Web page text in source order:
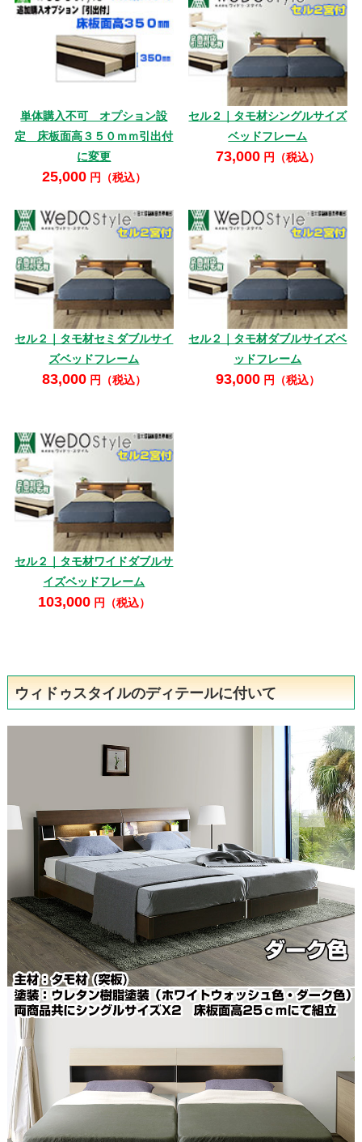
単体購入不可 オプション設
定 床板面高３５０ｍｍ引出付
に変更
25,000円（税込）
セル２｜タモ材シングルサイズ
ベッドフレーム
73,000円（税込）
セル２｜タモ材セミダブルサイ
ズベッドフレーム
83,000円（税込）
セル２｜タモ材ダブルサイズベ
ッドフレーム
93,000円（税込）
セル２｜タモ材ワイドダブルサ
イズベッドフレーム
103,000円（税込）
ウィドゥスタイルのディテールに付いて